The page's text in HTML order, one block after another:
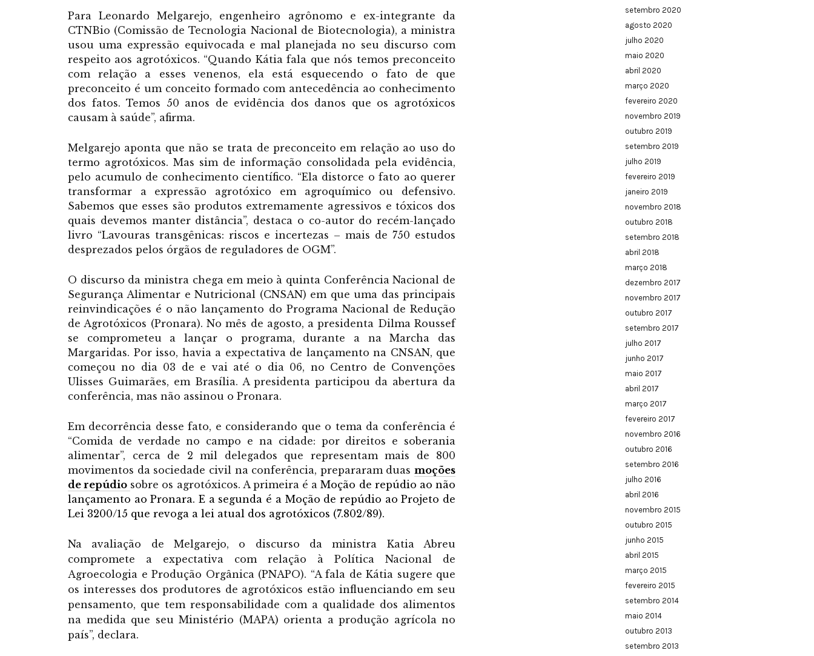
Para Leonardo Melgarejo, engenheiro agrônomo e ex-integrante da
CTNBio (Comissão de Tecnologia Nacional de Biotecnologia), a ministra
usou uma expressão equivocada e mal planejada no seu discurso com
respeito aos agrotóxicos. “Quando Kátia fala que nós temos preconceito
com relação a esses venenos, ela está esquecendo o fato de que
preconceito é um conceito formado com antecedência ao conhecimento
dos fatos. Temos 50 anos de evidência dos danos que os agrotóxicos
causam à saúde”, afirma.
Melgarejo aponta que não se trata de preconceito em relação ao uso do
termo agrotóxicos. Mas sim de informação consolidada pela evidência,
pelo acumulo de conhecimento científico. “Ela distorce o fato ao querer
transformar a expressão agrotóxico em agroquímico ou defensivo.
Sabemos que esses são produtos extremamente agressivos e tóxicos dos
quais devemos manter distância”, destaca o co-autor do recém-lançado
livro “Lavouras transgênicas: riscos e incertezas – mais de 750 estudos
desprezados pelos órgãos de reguladores de OGM”.
O discurso da ministra chega em meio à quinta Conferência Nacional de
Segurança Alimentar e Nutricional (CNSAN) em que uma das principais
reinvindicações é o não lançamento do Programa Nacional de Redução
de Agrotóxicos (Pronara). No mês de agosto, a presidenta Dilma Roussef
se comprometeu a lançar o programa, durante a na Marcha das
Margaridas. Por isso, havia a expectativa de lançamento na CNSAN, que
começou no dia 03 de e vai até o dia 06, no Centro de Convenções
Ulisses Guimarães, em Brasília. A presidenta participou da abertura da
conferência, mas não assinou o Pronara.
Em decorrência desse fato, e considerando que o tema da conferência é
“Comida de verdade no campo e na cidade: por direitos e soberania
alimentar”, cerca de 2 mil delegados que representam mais de 800
movimentos da sociedade civil na conferência, prepararam duas moções
de repúdio sobre os agrotóxicos. A primeira é aMoção de repúdio ao não
lançamento ao Pronara. E a segunda é a Moção de repúdio ao Projeto de
Lei 3200/15 que revoga a lei atual dos agrotóxicos (7.802/89).
Na avaliação de Melgarejo, o discurso da ministra Katia Abreu
compromete a expectativa com relação à Política Nacional de
Agroecologia e Produção Orgânica (PNAPO). “A fala de Kátia sugere que
os interesses dos produtores de agrotóxicos estão influenciando em seu
pensamento, que tem responsabilidade com a qualidade dos alimentos
na medida que seu Ministério (MAPA) orienta a produção agrícola no
país”, declara.
setembro 2020
agosto 2020
julho 2020
maio 2020
abril 2020
março 2020
fevereiro 2020
novembro 2019
outubro 2019
setembro 2019
julho 2019
fevereiro 2019
janeiro 2019
novembro 2018
outubro 2018
setembro 2018
abril 2018
março 2018
dezembro 2017
novembro 2017
outubro 2017
setembro 2017
julho 2017
junho 2017
maio 2017
abril 2017
março 2017
fevereiro 2017
novembro 2016
outubro 2016
setembro 2016
julho 2016
abril 2016
novembro 2015
outubro 2015
junho 2015
abril 2015
março 2015
fevereiro 2015
setembro 2014
maio 2014
outubro 2013
setembro 2013